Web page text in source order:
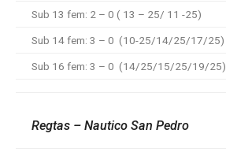
Sub 13 fem: 2 – 0 ( 13 – 25/ 11 -25)
Sub 14 fem: 3 – 0 (10-25/14/25/17/25)
Sub 16 fem: 3 – 0 (14/25/15/25/19/25)
Regtas – Nautico San Pedro